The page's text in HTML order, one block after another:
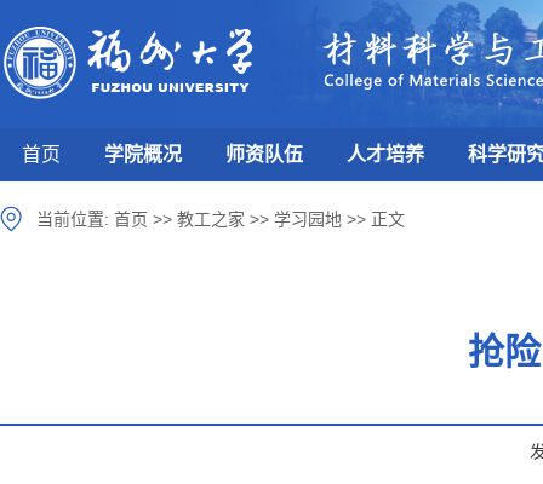
首页 学院概况 师资队伍 人才培养 科学研
当前位置: 首页 >> 教工之家 >> 学习园地 >> 正文
抢